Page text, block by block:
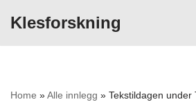
Klesforskning
Home »Alle innlegg » Tekstildagen under